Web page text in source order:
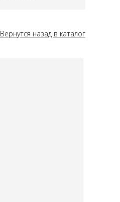
Вернутся назад в каталог